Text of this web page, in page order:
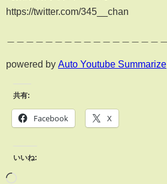
https://twitter.com/345__chan
powered by Auto Youtube Summarize
共有:
Facebook X
いいね: